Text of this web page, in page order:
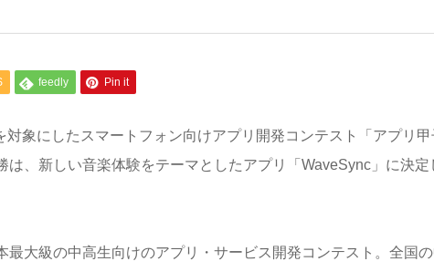
feedly Pin it
対象にしたスマートフォン向けアプリ開発コンテスト「アプリ甲
、新しい音楽体験をテーマとしたアプリ「 WaveSync」に決定
最大級の中高生向けのアプリ・サービス開発コンテスト。全国